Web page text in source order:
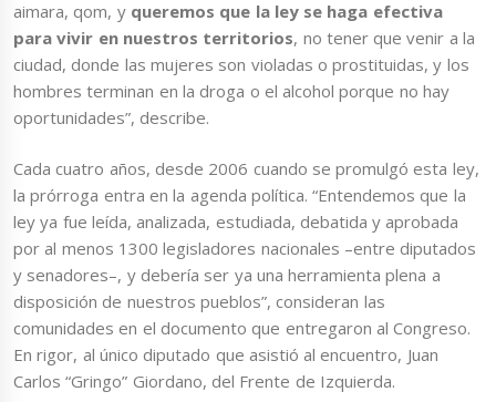
aimara, qom, y queremos que la ley se haga efectiva
para vivir en nuestros territorios, no tener que venir a la
ciudad, donde las mujeres son violadas o prostituidas, y los
hombres terminan en la droga o el alcohol porque no hay
oportunidades”, describe.
Cada cuatro años, desde 2006 cuando se promulgó esta ley,
la prórroga entra en la agenda política. “Entendemos que la
ley ya fue leída, analizada, estudiada, debatida y aprobada
por al menos 1300 legisladores nacionales –entre diputados
y senadores–, y debería ser ya una herramienta plena a
disposición de nuestros pueblos”, consideran las
comunidades en el documento que entregaron al Congreso.
En rigor, al único diputado que asistió al encuentro, Juan
Carlos “Gringo” Giordano, del Frente de Izquierda.